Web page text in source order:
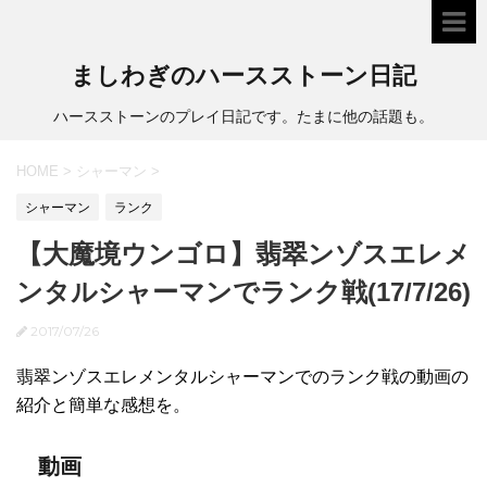
ましわぎのハースストーン日記
ハースストーンのプレイ日記です。たまに他の話題も。
HOME > シャーマン >
シャーマン ランク
【大魔境ウンゴロ】翡翠ンゾスエレメ
ンタルシャーマンでランク戦(17/7/26)
2017/07/26
翡翠ンゾスエレメンタルシャーマンでのランク戦の動画の
紹介と簡単な感想を。
動画